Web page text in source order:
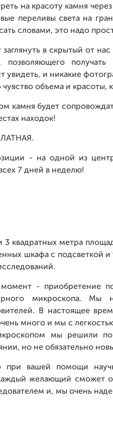
на красоту камня
переливы света на
словами, это надо
в скрытый от
позволяющего
увидеть, и никакие
чувство объема и
камня будет
находок!
- на одной из
7 дней в неделю!
квадратных метра
шкафа с подсветкой
- приобретение
микроскопа. Мы
В настоящее
много и мы с
мы решили
но не обязательно
вашей помощи
желающий сможет
и, мы очень